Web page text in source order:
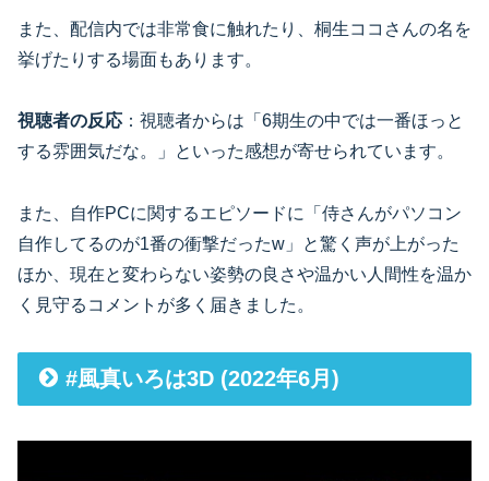
また、配信内では非常食に触れたり、桐生ココさんの名を
挙げたりする場面もあります。
視聴者の反応 ：視聴者からは「6期生の中では一番ほっと
する雰囲気だな。」といった感想が寄せられています。
また、自作PCに関するエピソードに「侍さんがパソコン
自作してるのが1番の衝撃だったw」と驚く声が上がった
ほか、現在と変わらない姿勢の良さや温かい人間性を温か
く見守るコメントが多く届きました。
#風真いろは3D (2022年6月)